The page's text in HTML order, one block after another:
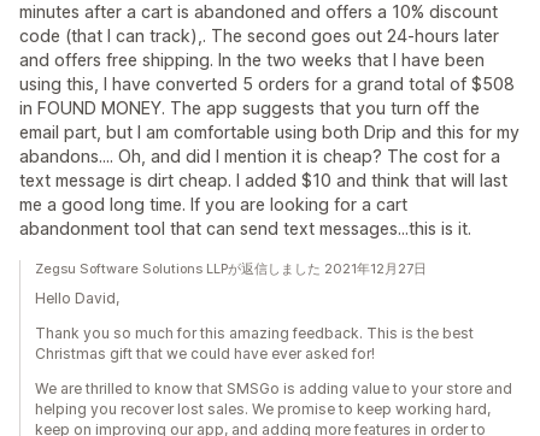
minutes after a cart is abandoned and offers a 10% discount
code (that I can track),. The second goes out 24-hours later
and offers free shipping. In the two weeks that I have been
using this, I have converted 5 orders for a grand total of $508
in FOUND MONEY. The app suggests that you turn off the
email part, but I am comfortable using both Drip and this for my
abandons.... Oh, and did I mention it is cheap? The cost for a
text message is dirt cheap. I added $10 and think that will last
me a good long time. If you are looking for a cart
abandonment tool that can send text messages...this is it.
Zegsu Software Solutions LLPが返信しました 2021年12月27日
Hello David,
Thank you so much for this amazing feedback. This is the best
Christmas gift that we could have ever asked for!
We are thrilled to know that SMSGo is adding value to your store and
helping you recover lost sales. We promise to keep working hard,
keep on improving our app, and adding more features in order to